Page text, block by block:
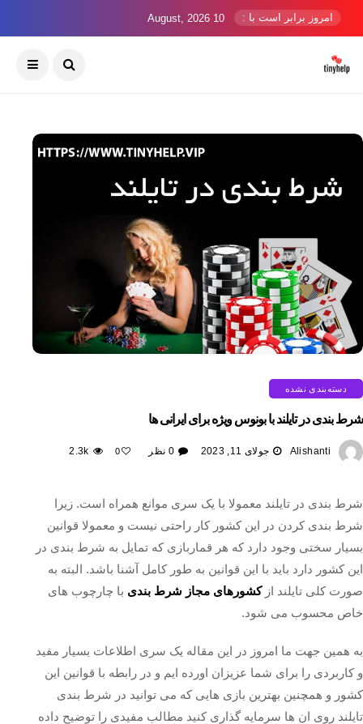
امروز برابر است با : 10 August, 2026
دسته‌بندی نشده
شرط بندی در تایلند با بونوس ویژه برای ایرانی ها
Alishanti جولای 11, 2023 0 نظر 0
2.3k
شرط بندی در تایلند معمولا با یک سری موانع همراه است. زیرا
شرط بندی کردن در این کشور کار راحتی نیست و معمولا قوانین
بسیار سختی وجود دارد که هر قماربازی که تمایل به شرط بندی در
این کشور دارد باید با این قوانین به طور کامل آشنا باشد. البته به
صورت کلی تایلند ازکشورهای مجاز شرط بندی با چارچوب های
خاص محسوب می شود.
به همین جهت ما امروز در این مقاله یک سری اطلاعات بسیار مفید
و کاربردی را برای شما عزیزان اورده ایم و در رابطه با قوانین این
کشور و همچنین بهترین بازی هایی که می توانید در شرط بندی
تایلند روی ان ها سرمایه گذاری کنید مطالب مفیدی را توضیح داده